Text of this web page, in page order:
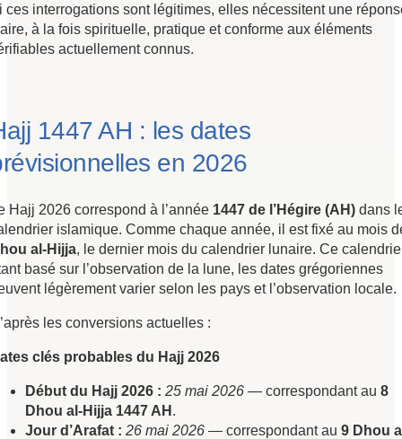
ces interrogations sont légitimes, elles nécessitent une
à la fois spirituelle, pratique et conforme aux éléments
actuellement connus.
1447 AH : les dates
en 2026
Hajj 2026 correspond à l’année 1447 de l’Hégire (AH) dans
islamique. Comme chaque année, il est fixé au mois
al-Hijja, le dernier mois du calendrier lunaire. Ce
basé sur l’observation de la lune, les dates grégoriennes
légèrement varier selon les pays et l’observation locale.
les conversions actuelles :
clés probables du Hajj 2026
Début du Hajj 2026 : 25 mai 2026 — correspondant au 8
Dhou al-Hijja 1447 AH .
Jour d’Arafat : 26 mai 2026 — correspondant au 9 Dhou